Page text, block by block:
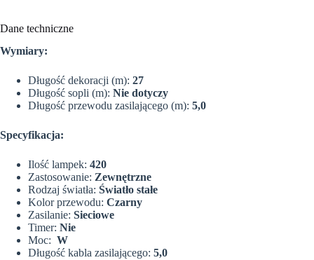
Dane techniczne
Wymiary:
Długość dekoracji (m): 27
Długość sopli (m): Nie dotyczy
Długość przewodu zasilającego (m): 5,0
Specyfikacja:
Ilość lampek: 420
Zastosowanie: Zewnętrzne
Rodzaj światła: Światło stałe
Kolor przewodu: Czarny
Zasilanie: Sieciowe
Timer: Nie
Moc: W
Długość kabla zasilającego: 5,0